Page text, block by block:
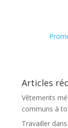
Articles
Vêtements
communs à
Travailler